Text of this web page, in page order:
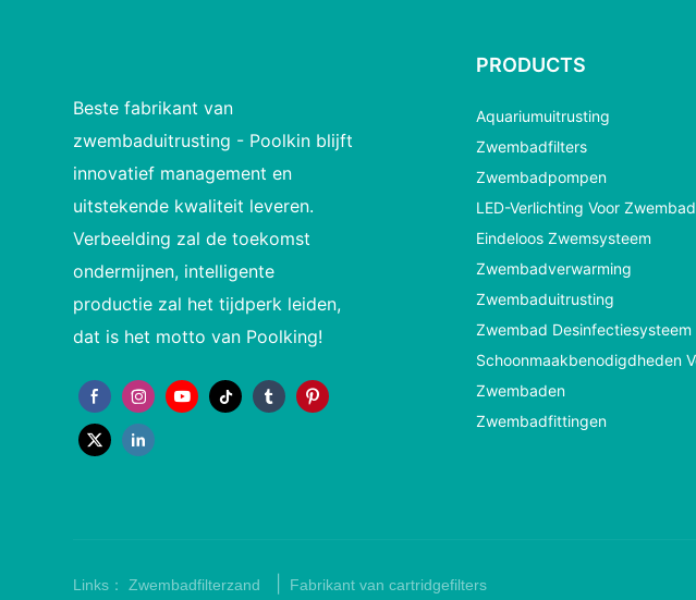
Beste fabrikant van
zwembaduitrusting - Poolkin blijft
innovatief management en
uitstekende kwaliteit leveren.
Verbeelding zal de toekomst
ondermijnen, intelligente
productie zal het tijdperk leiden,
dat is het motto van Poolking!
PRODUCTS
Aquariumuitrusting
Zwembadfilters
Zwembadpompen
LED-Verlichting Voor
Eindeloos Zwemsysteem
Zwembadverwarming
Zwembaduitrusting
Zwembad Desinfectiesysteem
Schoonmaakbenodigdheden
Zwembaden
Zwembadfittingen
Links：Zwembadfilterzand Fabrikant van cartridgefilters